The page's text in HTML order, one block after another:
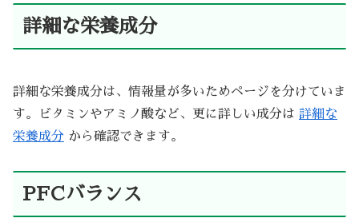
詳細な栄養成分
詳細な栄養成分は、情報量が多いためページを分けていま
す。ビタミンやアミノ酸など、更に詳しい成分は 詳細な
栄養成分 から確認できます。
PFCバランス